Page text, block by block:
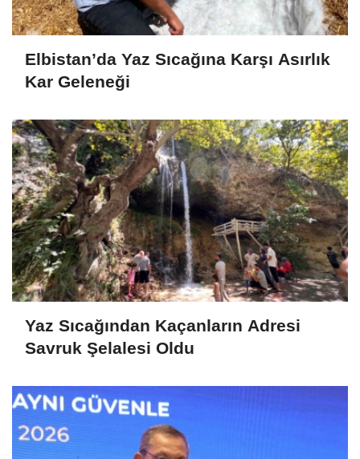
Elbistan’da Yaz Sıcağına Karşı Asırlık
Kar Geleneği
Yaz Sıcağından Kaçanların Adresi
Savruk Şelalesi Oldu